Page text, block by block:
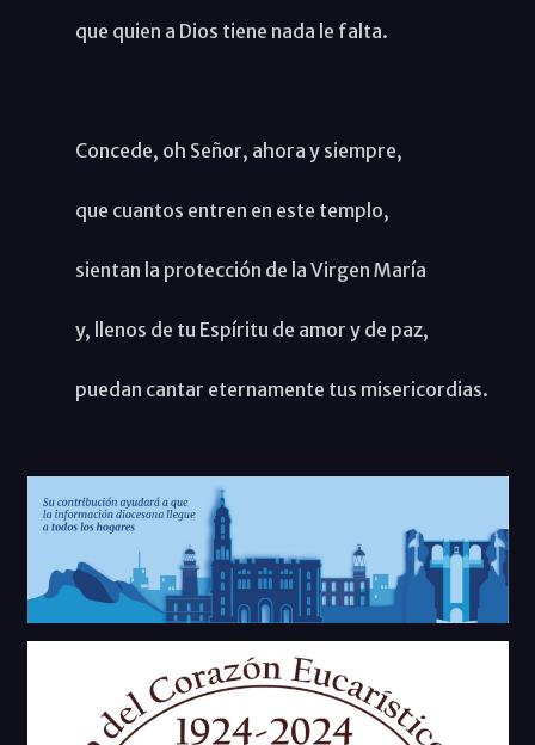
que quien a Dios tiene nada le falta.
Concede, oh Señor, ahora y siempre,
que cuantos entren en este templo,
sientan la protección de la Virgen María
y, llenos de tu Espíritu de amor y de paz,
puedan cantar eternamente tus misericordias.